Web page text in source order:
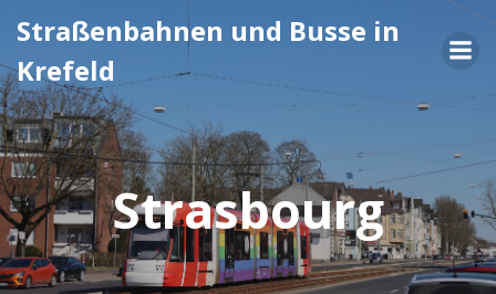
Inhalt
Straßenbahnen und Busse in
Krefeld
Strasbourg